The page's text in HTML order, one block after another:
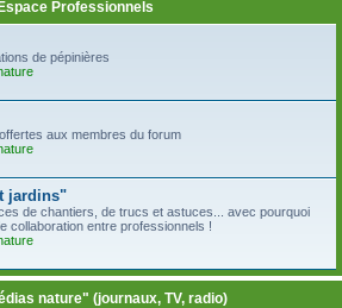
Espace Professionnels
de pépinières
aux membres du forum
jardins"
de chantiers, de trucs et astuces... avec pourquoi
collaboration entre professionnels !
nature" (journaux, TV, radio)